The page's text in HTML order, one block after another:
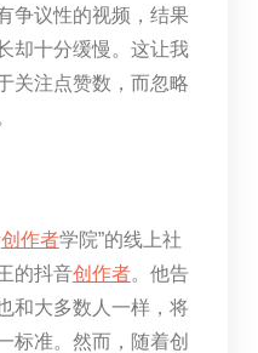
争议性的视频，结果
却十分缓慢。这让我
关注点赞数，而忽略
创作者学院”的线上社
的抖音创作者。他告
和大多数人一样，将
标准。然而，随着创